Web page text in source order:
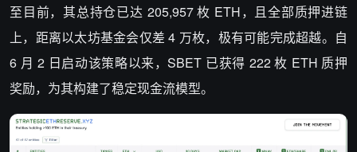
至目前，其总持仓已达 205,957 枚 ETH，且全部质押进链
上，距离以太坊基金会仅差 4 万枚，极有可能完成超越。自
6 月 2 日启动该策略以来，SBET 已获得 222 枚 ETH 质押
奖励，为其构建了稳定现金流模型。